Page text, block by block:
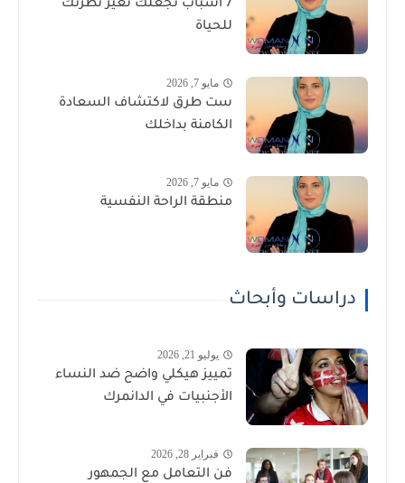
7 أسباب تجعلك تغير نظرتك
للحياة
مايو 7, 2026
ست طرق لاكتشاف السعادة
الكامنة بداخلك
مايو 7, 2026
منطقة الراحة النفسية
دراسات وأبحاث
يوليو 21, 2026
تمييز هيكلي واضح ضد النساء
الأجنبيات في الدانمرك
فبراير 28, 2026
فن التعامل مع الجمهور